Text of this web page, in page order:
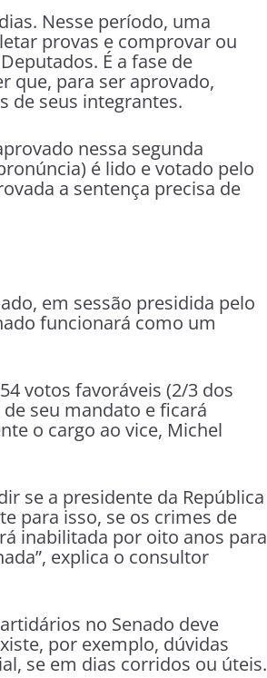
Nesse período, uma
provas e comprovar ou
É a fase de
que, para ser aprovado,
de seus integrantes.
nessa segunda
é lido e votado pelo
a sentença precisa de
em sessão presidida pelo
funcionará como um
votos favoráveis (2/3 dos
seu mandato e ficará
o cargo ao vice, Michel
se a presidente da República
para isso, se os crimes de
inabilitada por oito anos para
explica o consultor
no Senado deve
por exemplo, dúvidas
se em dias corridos ou úteis.